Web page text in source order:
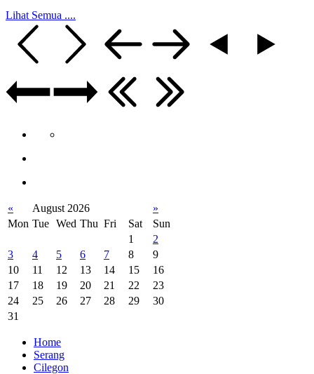
Lihat Semua ....
« August 2026
»
Mon Tue Wed Thu Fri Sat
Sun
1
2
3
4 5 6 7 8
9
10
11 12 13 14 15
16
17
18 19 20 21 22
23
24
25 26 27 28 29
30
31
Home
Serang
Cilegon